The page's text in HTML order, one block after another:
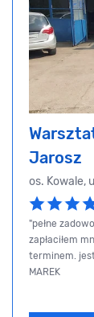
Jarosz
os. Kowale,
"pełne
zapłaciłem
terminem.
MAREK